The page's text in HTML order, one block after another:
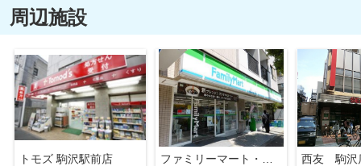
周辺施設
トモズ 駒沢駅前店
西友 駒沢